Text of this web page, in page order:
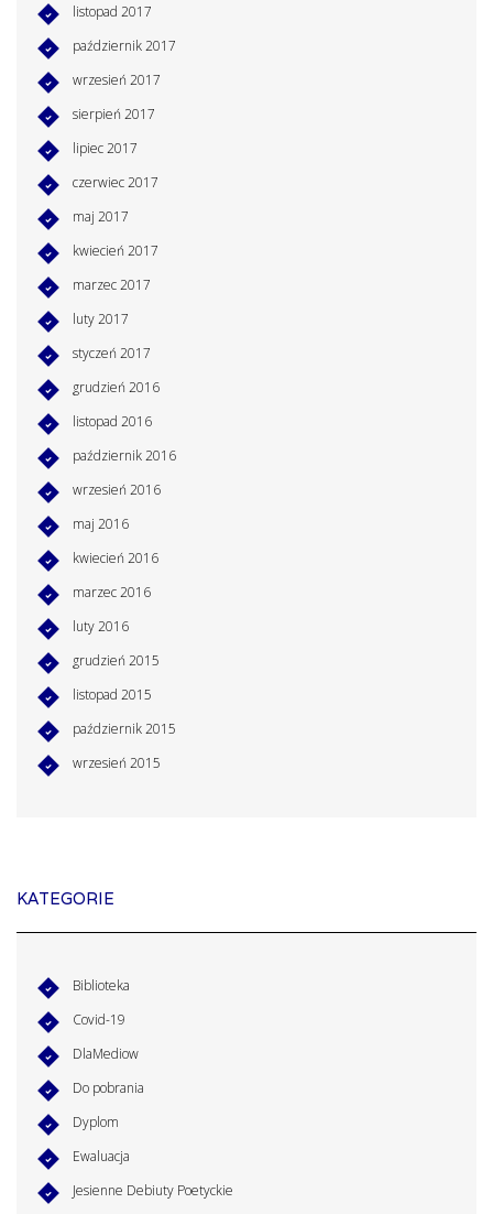
listopad 2017
październik 2017
wrzesień 2017
sierpień 2017
lipiec 2017
czerwiec 2017
maj 2017
kwiecień 2017
marzec 2017
luty 2017
styczeń 2017
grudzień 2016
listopad 2016
październik 2016
wrzesień 2016
maj 2016
kwiecień 2016
marzec 2016
luty 2016
grudzień 2015
listopad 2015
październik 2015
wrzesień 2015
KATEGORIE
Biblioteka
Covid-19
DlaMediow
Do pobrania
Dyplom
Ewaluacja
Jesienne Debiuty Poetyckie